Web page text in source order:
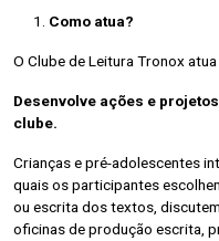
Como atua?
O Clube de Leitura Tronox
Desenvolve ações e
clube.
Crianças e pré-adolescentes
quais os participantes
ou escrita dos textos,
oficinas de produção escrita,